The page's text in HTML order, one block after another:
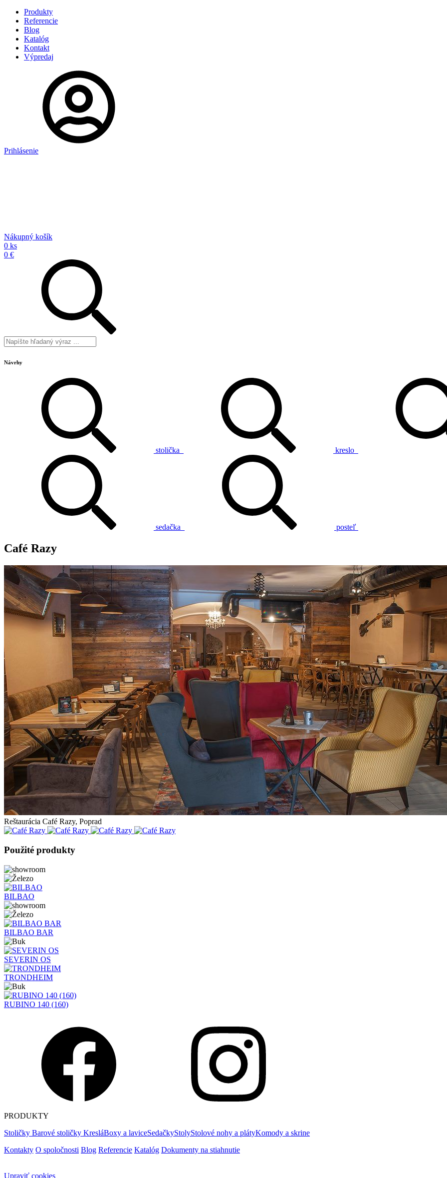
Produkty
Referencie
Blog
Katalóg
Kontakt
Výpredaj
Prihlásenie
Nákupný košík
0 ks
0 €
Návrhy
stolička kreslo
sedačka posteľ
Café Razy
Reštaurácia Café Razy, Poprad
Použité produkty
BILBAO
BILBAO BAR
SEVERIN OS
TRONDHEIM
RUBINO 140 (160)
PRODUKTY
Stoličky Barové stoličky KresláBoxy a laviceSedačkyStolyStolové nohy a plátyKomody a skrine
Kontakty O spoločnosti Blog Referencie Katalóg Dokumenty na stiahnutie
Upraviť cookies